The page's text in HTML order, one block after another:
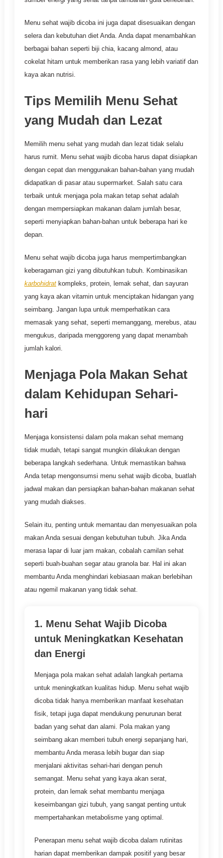
Menu sehat wajib dicoba ini juga dapat disesuaikan dengan
selera dan kebutuhan diet Anda. Anda dapat menambahkan
berbagai bahan seperti biji chia, kacang almond, atau
cokelat hitam untuk memberikan rasa yang lebih variatif dan
kaya akan nutrisi.
Tips Memilih Menu Sehat
yang Mudah dan Lezat
Memilih menu sehat yang mudah dan lezat tidak selalu
harus rumit. Menu sehat wajib dicoba harus dapat disiapkan
dengan cepat dan menggunakan bahan-bahan yang mudah
didapatkan di pasar atau supermarket. Salah satu cara
terbaik untuk menjaga pola makan tetap sehat adalah
dengan mempersiapkan makanan dalam jumlah besar,
seperti menyiapkan bahan-bahan untuk beberapa hari ke
depan.
Menu sehat wajib dicoba juga harus mempertimbangkan
keberagaman gizi yang dibutuhkan tubuh. Kombinasikan
karbohidrat kompleks, protein, lemak sehat, dan sayuran
yang kaya akan vitamin untuk menciptakan hidangan yang
seimbang. Jangan lupa untuk memperhatikan cara
memasak yang sehat, seperti memanggang, merebus, atau
mengukus, daripada menggoreng yang dapat menambah
jumlah kalori.
Menjaga Pola Makan Sehat
dalam Kehidupan Sehari-
hari
Menjaga konsistensi dalam pola makan sehat memang
tidak mudah, tetapi sangat mungkin dilakukan dengan
beberapa langkah sederhana. Untuk memastikan bahwa
Anda tetap mengonsumsi menu sehat wajib dicoba, buatlah
jadwal makan dan persiapkan bahan-bahan makanan sehat
yang mudah diakses.
Selain itu, penting untuk memantau dan menyesuaikan pola
makan Anda sesuai dengan kebutuhan tubuh. Jika Anda
merasa lapar di luar jam makan, cobalah camilan sehat
seperti buah-buahan segar atau granola bar. Hal ini akan
membantu Anda menghindari kebiasaan makan berlebihan
atau ngemil makanan yang tidak sehat.
1. Menu Sehat Wajib Dicoba
untuk Meningkatkan Kesehatan
dan Energi
Menjaga pola makan sehat adalah langkah pertama
untuk meningkatkan kualitas hidup. Menu sehat wajib
dicoba tidak hanya memberikan manfaat kesehatan
fisik, tetapi juga dapat mendukung penurunan berat
badan yang sehat dan alami. Pola makan yang
seimbang akan memberi tubuh energi sepanjang hari,
membantu Anda merasa lebih bugar dan siap
menjalani aktivitas sehari-hari dengan penuh
semangat. Menu sehat yang kaya akan serat,
protein, dan lemak sehat membantu menjaga
keseimbangan gizi tubuh, yang sangat penting untuk
mempertahankan metabolisme yang optimal.
Penerapan menu sehat wajib dicoba dalam rutinitas
harian dapat memberikan dampak positif yang besar